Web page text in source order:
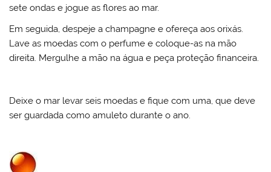
sete ondas e jogue as flores ao mar.
Em seguida, despeje a champagne e ofereça aos orixás.
Lave as moedas com o perfume e coloque-as na mão
direita. Mergulhe a mão na água e peça proteção financeira.
Deixe o mar levar seis moedas e fique com uma, que deve
ser guardada como amuleto durante o ano.